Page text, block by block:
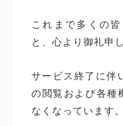
これまで多くの
と、心より御礼申
サービス終了に伴
の閲覧および各種
なくなっています。